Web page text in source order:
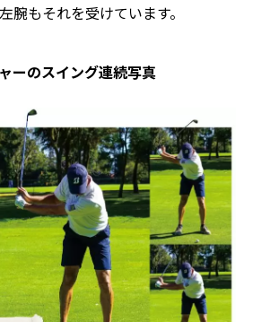
腕もそれを受けています。
ーのスイング連続写真